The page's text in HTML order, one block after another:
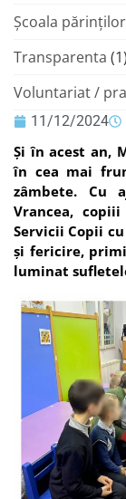
11/12/2024
Și în acest an,
în cea mai
zâmbete. Cu
Vrancea,
Servicii Copii
și fericire,
luminat
Şcoala părinţilor
Transparenta (1)
Voluntariat /